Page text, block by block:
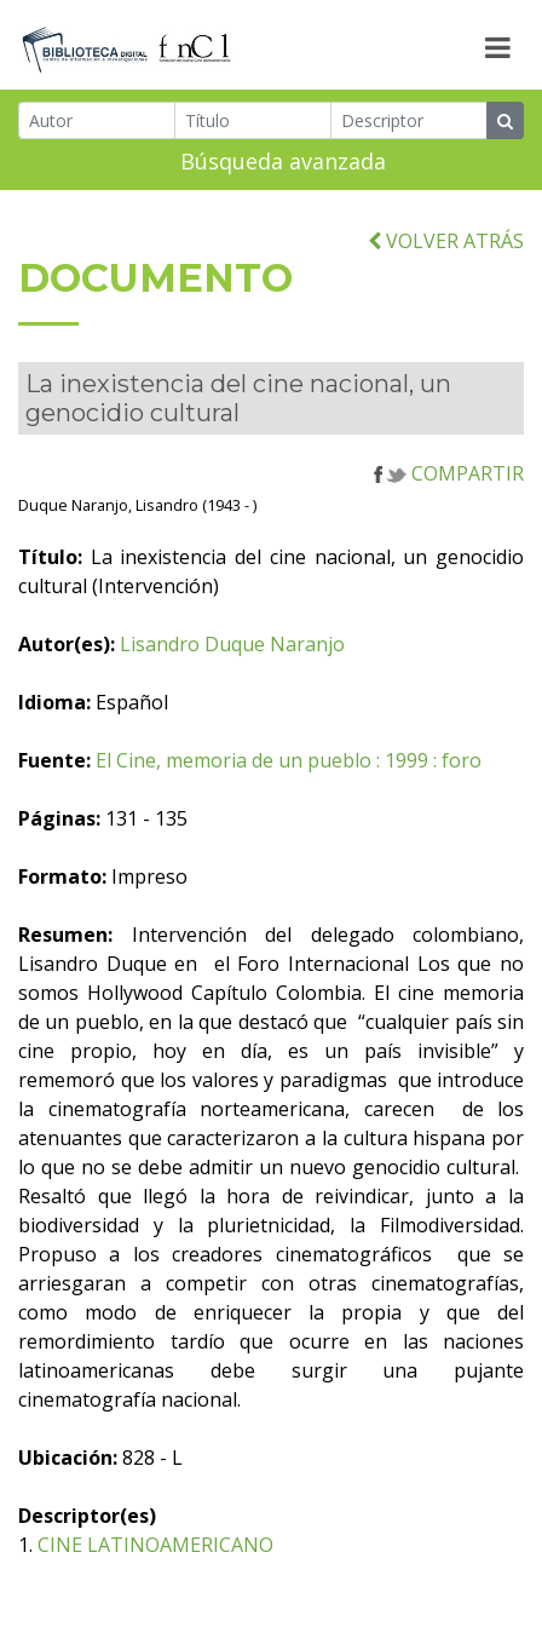
Búsqueda avanzada
VOLVER ATRÁS
DOCUMENTO
La inexistencia del cine nacional, un
genocidio cultural
COMPARTIR
Duque Naranjo, Lisandro (1943 - )
Título: La inexistencia del cine nacional, un genocidio
cultural (Intervención)
Autor(es): Lisandro Duque Naranjo
Idioma: Español
Fuente: El Cine, memoria de un pueblo : 1999 : foro
Páginas: 131 - 135
Formato: Impreso
Resumen: Intervención del delegado colombiano,
Lisandro Duque en el Foro Internacional Los que no
somos Hollywood Capítulo Colombia. El cine memoria
de un pueblo, en la que destacó que “cualquier país sin
cine propio, hoy en día, es un país invisible” y
rememoró que los valores y paradigmas que introduce
la cinematografía norteamericana, carecen de los
atenuantes que caracterizaron a la cultura hispana por
lo que no se debe admitir un nuevo genocidio cultural.
Resaltó que llegó la hora de reivindicar, junto a la
biodiversidad y la plurietnicidad, la Filmodiversidad.
Propuso a los creadores cinematográficos que se
arriesgaran a competir con otras cinematografías,
como modo de enriquecer la propia y que del
remordimiento tardío que ocurre en las naciones
latinoamericanas debe surgir una pujante
cinematografía nacional.
Ubicación:828 - L
Descriptor(es)
1. CINE LATINOAMERICANO